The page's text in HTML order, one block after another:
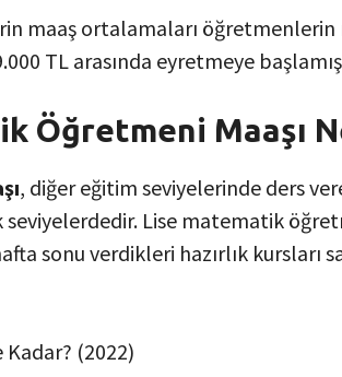
maaş ortalamaları öğretmenlerin
TL arasında eyretmeye
Öğretmeni Maaşı
, diğer eğitim seviyelerinde ders
Lise matematik
sonu verdikleri hazırlık kursları